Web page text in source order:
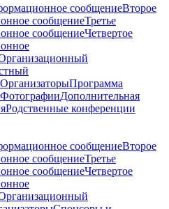
сообщениеВторое
сообщениеТретье
сообщениеЧетвертое
ОрганизаторыПрограмма
ФотографииДополнительная
Родственные конференции
сообщениеВторое
сообщениеТретье
сообщениеЧетвертое